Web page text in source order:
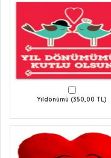
Yıldönümü (350,00 TL)